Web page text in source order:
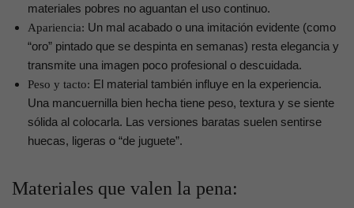
materiales pobres no aguantan el uso continuo.
Apariencia: Un mal acabado o una imitación evidente (como
“oro” pintado que se despinta en semanas) resta elegancia y
transmite una imagen poco profesional o descuidada.
Peso y tacto: El material también influye en la experiencia.
Una mancuernilla bien hecha tiene peso, textura y se siente
sólida al colocarla. Las versiones baratas suelen sentirse
huecas, ligeras o “de juguete”.
Materiales que valen la pena: